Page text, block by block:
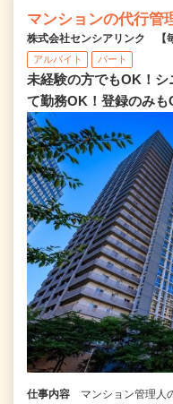
マンションの代行管
株式会社センシアリンク 【
アルバイト パート
未経験の方でもOK！
て勤務OK！登録のみも
仕事内容
マンション管理人